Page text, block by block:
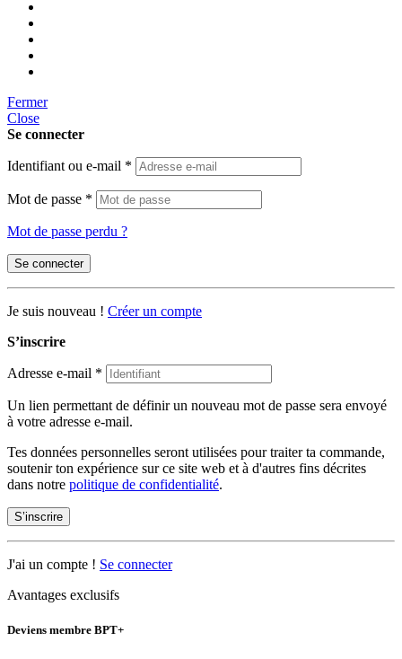
Fermer
Close
Se connecter
Identifiant ou e-mail *
Mot de passe *
Mot de passe perdu ?
Se connecter
Je suis nouveau ! Créer un compte
S’inscrire
Adresse e-mail *
Un lien permettant de définir un nouveau mot de passe sera envoyé
à votre adresse e-mail.
Tes données personnelles seront utilisées pour traiter ta commande,
soutenir ton expérience sur ce site web et à d'autres fins décrites
dans notre politique de confidentialité.
S’inscrire
J'ai un compte ! Se connecter
Avantages exclusifs
Deviens membre BPT+